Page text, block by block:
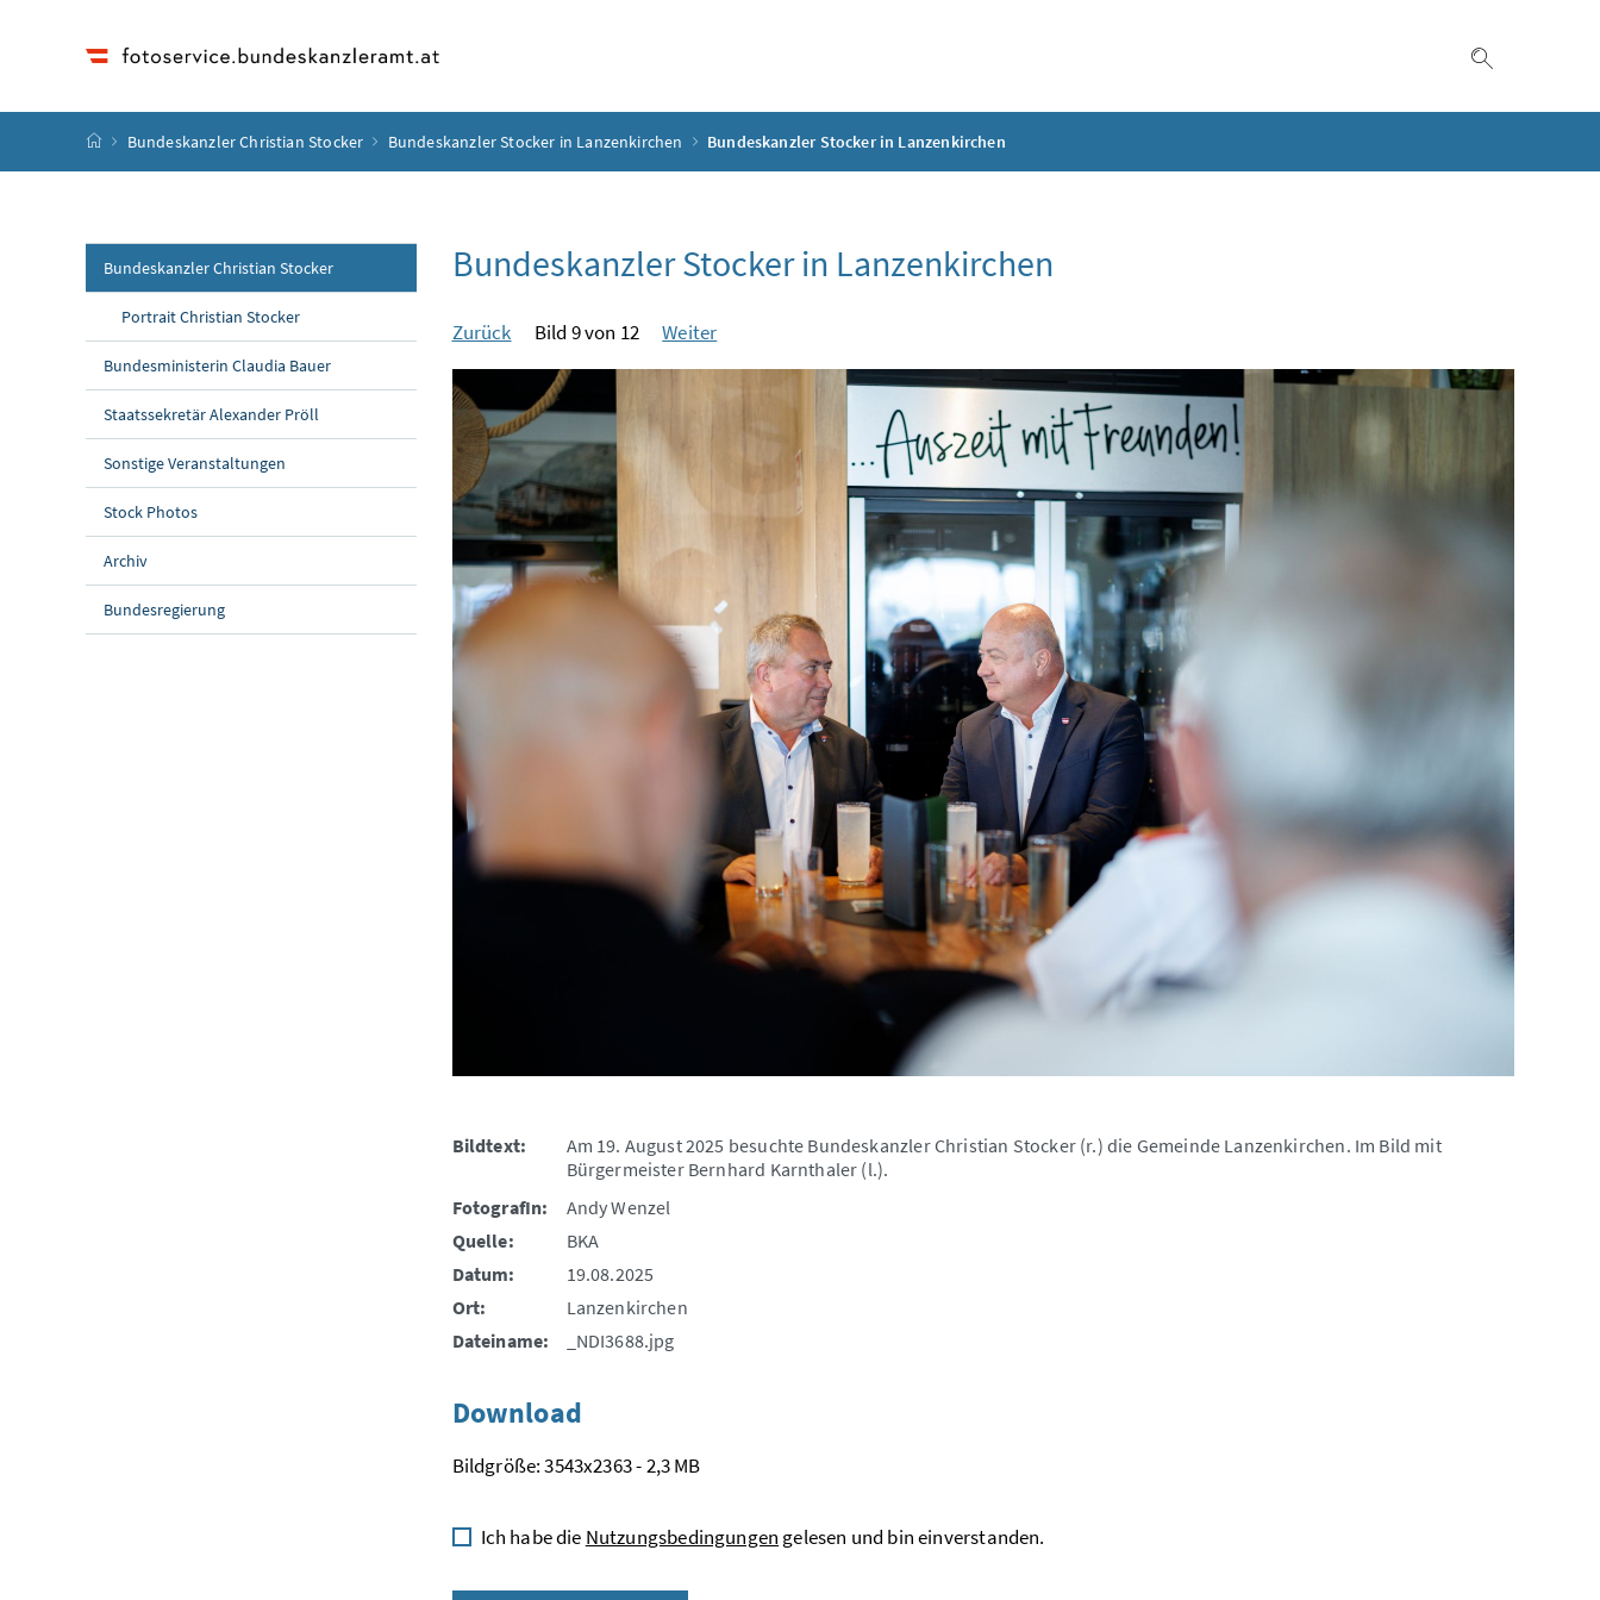
Startseite
Bundeskanzler Christian Stocker Bundeskanzler Stocker in Lanzenkirchen Bundeskanzler Stocker in Lanzenkirchen
Bundeskanzler Christian Stocker
Portrait Christian Stocker
Bundesministerin Claudia Bauer
Staatssekretär Alexander Pröll
Sonstige Veranstaltungen
Stock Photos
Archiv
Bundesregierung
Bundeskanzler Stocker in Lanzenkirchen
Zurück Bild 9 von 12 Weiter
Bildtext:
Am 19. August 2025 besuchte Bundeskanzler Christian Stocker (r.) die Gemeinde Lanzenkirchen. Im Bild mit
Bürgermeister Bernhard Karnthaler (l.).
FotografIn:
Andy Wenzel
Quelle:
BKA
Datum:
19.08.2025
Ort:
Lanzenkirchen
Dateiname:
_NDI3688.jpg
Download
Bildgröße: 3543x2363 - 2,3 MB
Ich habe die Nutzungsbedingungen gelesen und bin einverstanden.